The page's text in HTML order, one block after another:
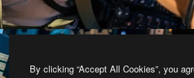
приложение
Все инструменты
Предприятие
By clicking “Accept All Cookies”, you